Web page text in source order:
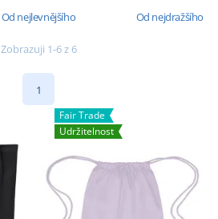
Od nejlevnějšího Od nejdražšího
Zobrazuji 1-6 z 6
1
Fair Trade
Udržitelnost